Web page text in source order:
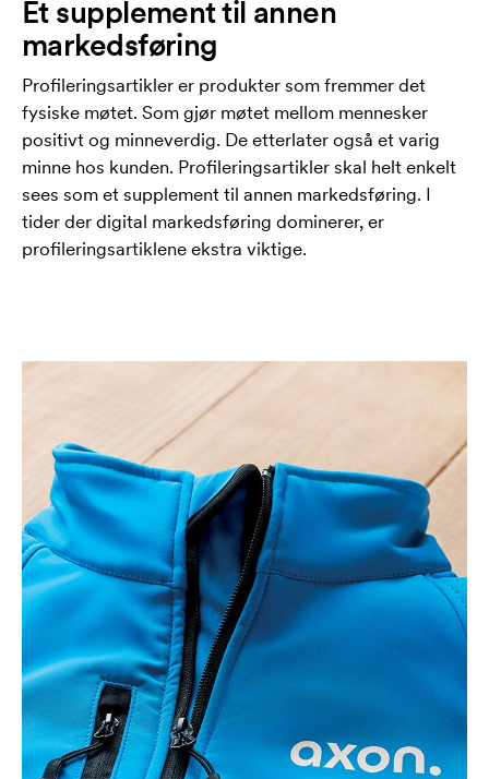
Et supplement til annen
markedsføring
Profileringsartikler er produkter som fremmer det
fysiske møtet. Som gjør møtet mellom mennesker
positivt og minneverdig. De etterlater også et varig
minne hos kunden. Profileringsartikler skal helt enkelt
sees som et supplement til annen markedsføring. I
tider der digital markedsføring dominerer, er
profileringsartiklene ekstra viktige.